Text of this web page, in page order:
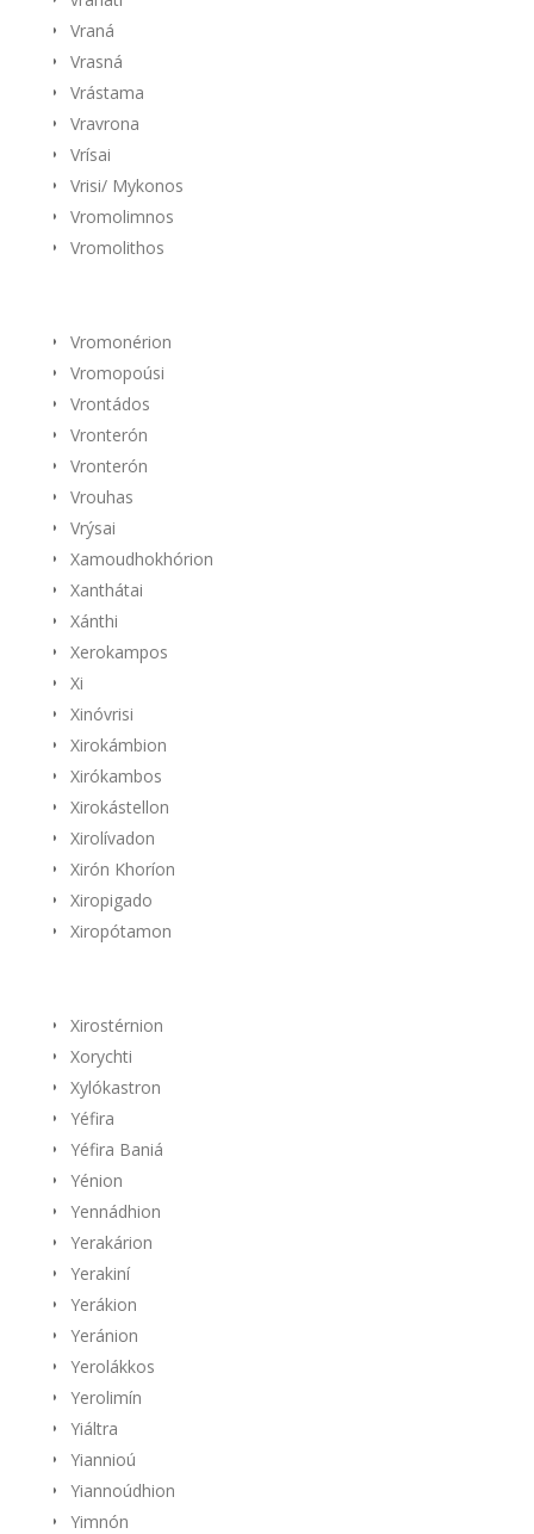
Vraná
Vrasná
Vrástama
Vravrona
Vrísai
Vrisi/ Mykonos
Vromolimnos
Vromolithos
Vromonérion
Vromopoúsi
Vrontádos
Vronterón
Vronterón
Vrouhas
Vrýsai
Xamoudhokhórion
Xanthátai
Xánthi
Xerokampos
Xi
Xinóvrisi
Xirokámbion
Xirókambos
Xirokástellon
Xirolívadon
Xirón Khoríon
Xiropigado
Xiropótamon
Xirostérnion
Xorychti
Xylókastron
Yéfira
Yéfira Baniá
Yénion
Yennádhion
Yerakárion
Yerakiní
Yerákion
Yeránion
Yerolákkos
Yerolimín
Yiáltra
Yiannioú
Yiannoúdhion
Yimnón